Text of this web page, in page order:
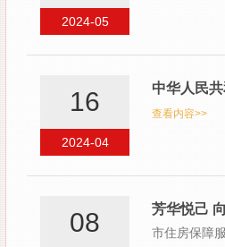
2024-05
2024-04
16 中华人民
查看内容>>
08 芳华悦己
市住房保障